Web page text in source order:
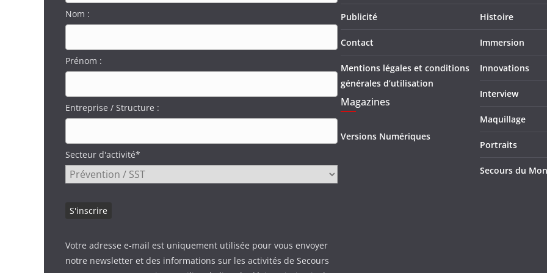
Nom :
Prénom :
Entreprise / Structure :
Secteur d'activité*
Votre adresse e-mail est uniquement utilisée pour vous envoyer
notre newsletter et des informations sur les activités de Secours
Publicité
Contact
Mentions légales et conditions
générales d’utilisation
Magazines
Versions Numériques
Histoire
Immersion
Innovations
Interview
Maquillage
Portraits
Secours du